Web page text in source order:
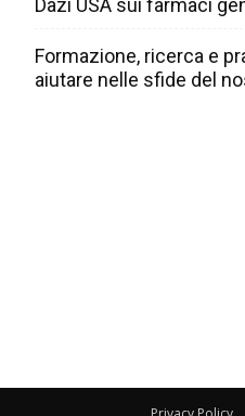
Dazi USA sui farmaci
Formazione, ricerca e
aiutare nelle sfide del